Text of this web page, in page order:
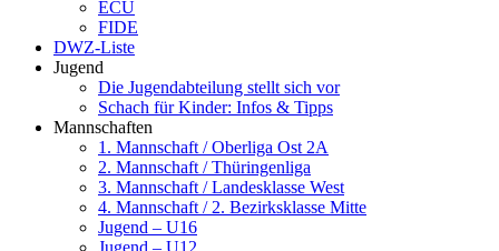
ECU
FIDE
DWZ-Liste
Jugend
Die Jugendabteilung stellt sich vor
Schach für Kinder: Infos & Tipps
Mannschaften
1. Mannschaft / Oberliga Ost 2A
2. Mannschaft / Thüringenliga
3. Mannschaft / Landesklasse West
4. Mannschaft / 2. Bezirksklasse Mitte
Jugend – U16
Jugend – U12